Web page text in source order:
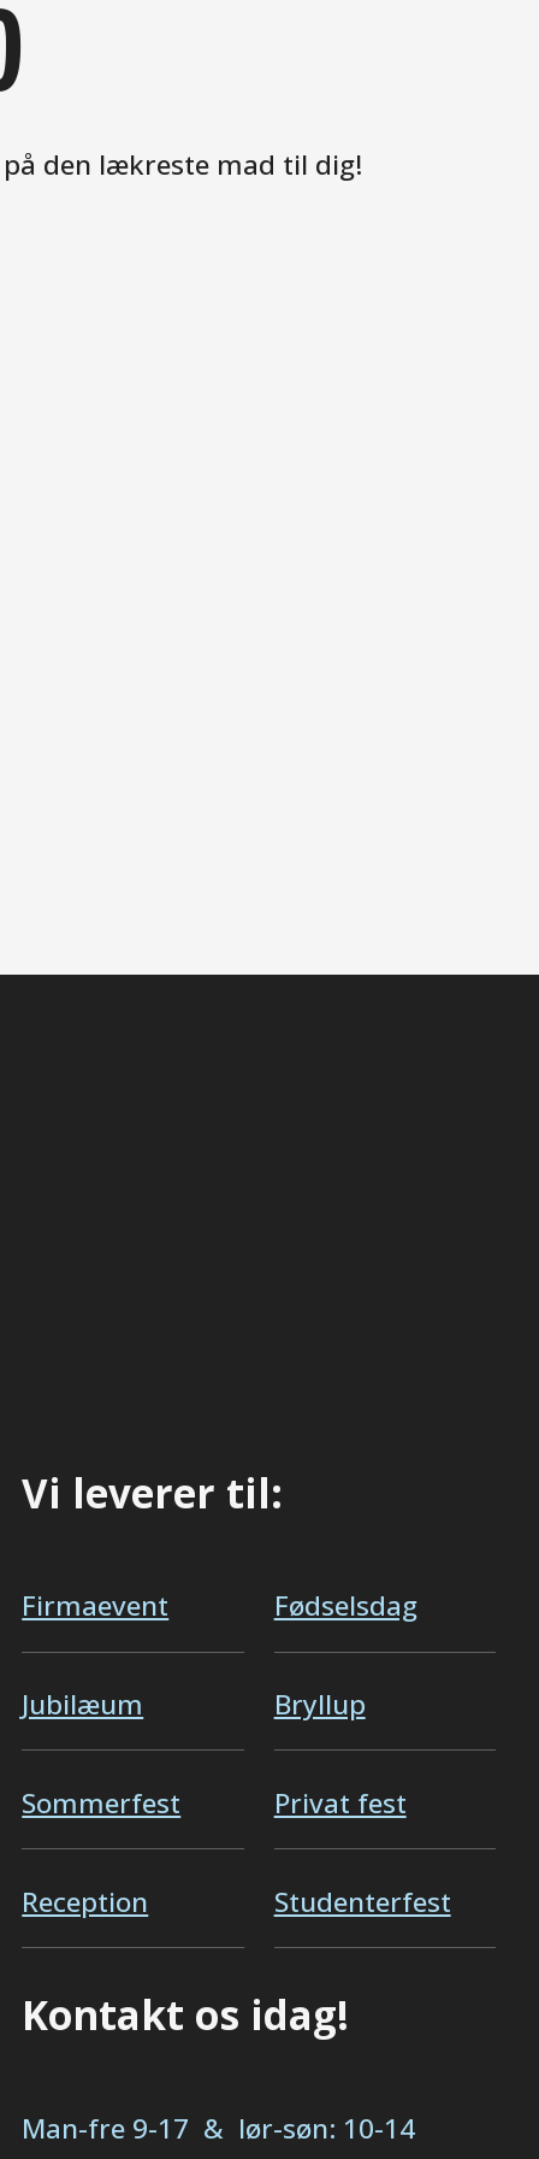
den lækreste mad til dig!
Vi leverer til:
Firmaevent Fødselsdag
Jubilæum Bryllup
Sommerfest Privat fest
Reception Studenterfest
Kontakt os idag!
Man-fre 9-17 & lør-søn: 10-14